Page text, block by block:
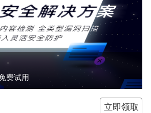
费试用
立即领取